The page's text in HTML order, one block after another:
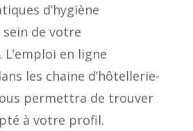
d’hygiène
de votre
en ligne
les chaine d’hôtellerie-
permettra de trouver
à votre profil.